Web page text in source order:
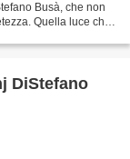
Busà, che non
Quella luce che
DiStefano